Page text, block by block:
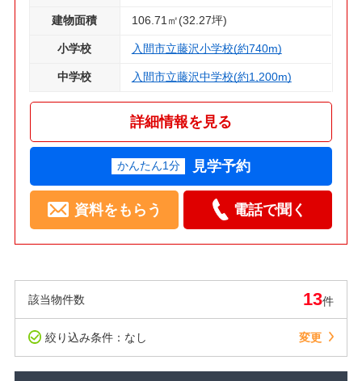
建物面積 106.71㎡(32.27坪)
小学校 入間市立藤沢小学校(約740m)
中学校 入間市立藤沢中学校(約1,200m)
詳細情報を見る
かんたん1分 見学予約
資料をもらう 電話で聞く
該当物件数 13件
絞り込み条件：なし 変更